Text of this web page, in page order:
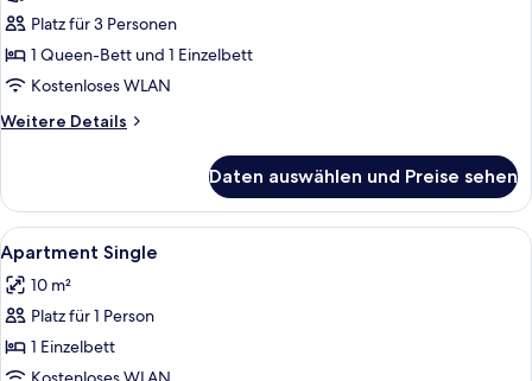
Familienzimmer
anzeigen
Platz für 3 Personen
1 Queen-Bett und 1 Einzelbett
Kostenloses WLAN
Weitere Details
Weitere
Daten auswählen und Preise sehen
Alle
Fotos
für
Apartment
Single
Allergikerbettwaren,
5
Apartment Single
10 m²
Platz für 1 Person
1 Einzelbett